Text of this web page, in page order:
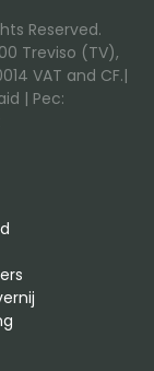
Reserved.
Treviso (TV),
VAT and CF.|
| Pec: